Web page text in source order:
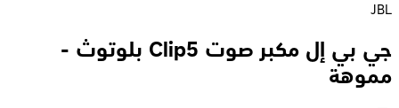
JBL
جي بي إل مكبر صوت Clip5 بلوتوث -
مموهة